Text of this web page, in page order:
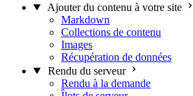
Ajouter du contenu à votre site
Markdown
Collections de contenu
Images
Récupération de données
Rendu du serveur
Rendu à la demande